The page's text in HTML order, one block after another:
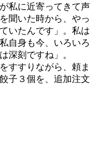
私に近寄ってきて声
聞いた時から、やっ
いたんです」。私は
自身も今、いろいろ
深刻ですね」。
すすりながら、頼ま
子３個を、追加注文